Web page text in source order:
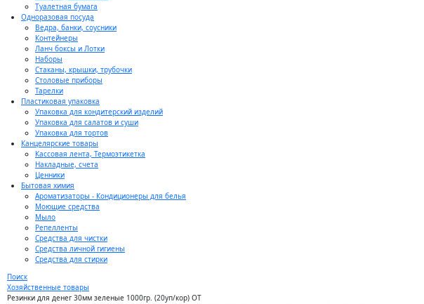
Туалетная бумага
Одноразовая посуда
Ведра, банки, соусники
Контейнеры
Ланч боксы и Лотки
Наборы
Стаканы, крышки, трубочки
Столовые приборы
Тарелки
Пластиковая упаковка
Упаковка для кондитерский изделий
Упаковка для салатов и суши
Упаковка для тортов
Канцелярские товары
Кассовая лента, Термоэтикетка
Накладные, счета
Ценники
Бытовая химия
Ароматизаторы - Кондиционеры для белья
Моющие средства
Мыло
Репелленты
Средства для чистки
Средства личной гигиены
Средства для стирки
Поиск
Хозяйственные товары
Резинки для денег 30мм зеленые 1000гр. (20уп/кор) ОТ